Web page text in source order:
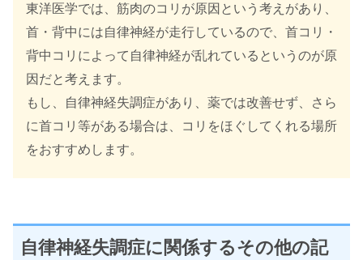
東洋医学では、筋肉のコリが原因という考えがあり、
首・背中には自律神経が走行しているので、首コリ・
背中コリによって自律神経が乱れているというのが原
因だと考えます。
もし、自律神経失調症があり、薬では改善せず、さら
に首コリ等がある場合は、コリをほぐしてくれる場所
をおすすめします。
自律神経失調症に関係するその他の記